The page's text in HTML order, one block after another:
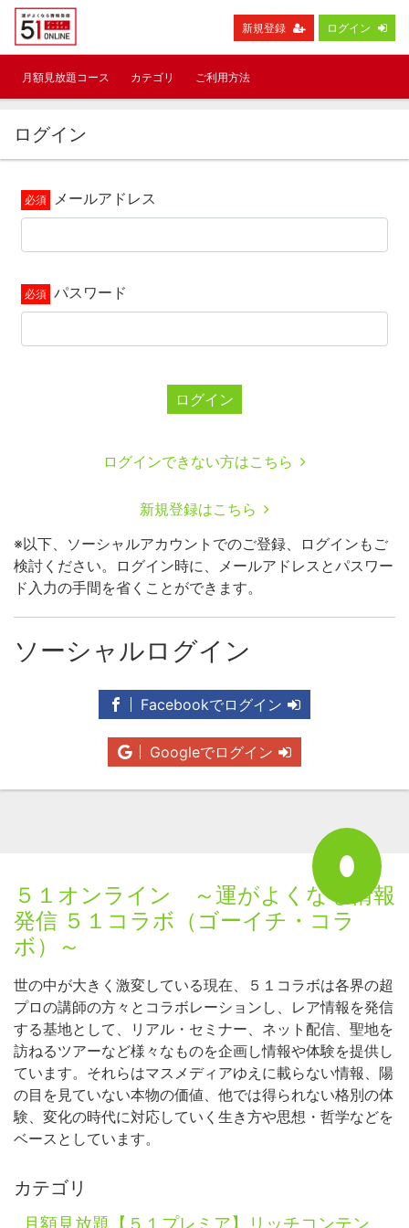
新規登録 ログイン
月額見放題コース カテゴリ ご利用方法
ログイン
メールアドレス
パスワード
ログイン
ログインできない方はこちら
新規登録はこちら
※以下、ソーシャルアカウントでのご登録、ログインもご
検討ください。ログイン時に、メールアドレスとパスワー
ド入力の手間を省くことができます。
ソーシャルログイン
Facebookでログイン
Googleでログイン
５１オンライン ～運がよくなる情報
発信 ５１コラボ（ゴーイチ・コラ
ボ）～
世の中が大きく激変している現在、５１コラボは各界の超
プロの講師の方々とコラボレーションし、レア情報を発信
する基地として、リアル・セミナー、ネット配信、聖地を
訪ねるツアーなど様々なものを企画し情報や体験を提供し
ています。それらはマスメディアゆえに載らない情報、陽
の目を見ていない本物の価値、他では得られない格別の体
験、変化の時代に対応していく生き方や思想・哲学などを
ベースとしています。
カテゴリ
月額見放題【５１プレミア】リッチコンテン